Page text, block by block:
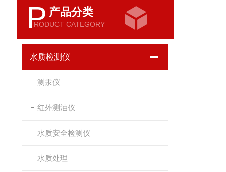
P 产品分类
RODUCT CATEGORY
水质检测仪
测汞仪
红外测油仪
水质安全检测仪
水质处理